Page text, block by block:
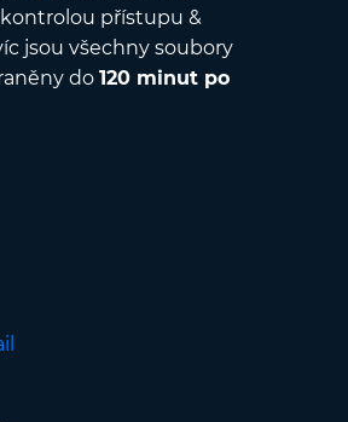
přístupu &
jsou všechny soubory
do 120 minut po